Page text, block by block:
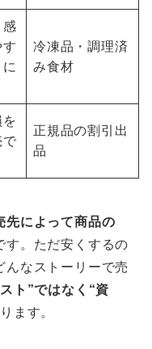
感
冷凍品・調理済
み食材
で
正規品の割引出
品
先によって商品の
す。ただ安くするの
んなストーリーで売
ト”ではなく“資
ます。